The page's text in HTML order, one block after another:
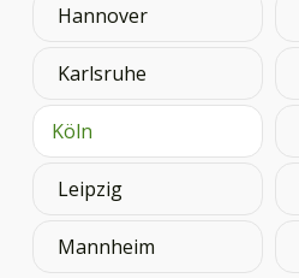
Hannover
Karlsruhe
Köln
Leipzig
Mannheim